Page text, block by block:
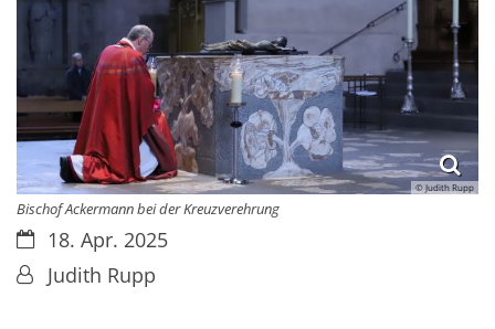
© Judith Rupp
Bischof Ackermann bei der Kreuzverehrung
Datum:18. Apr. 2025
Von:Judith Rupp